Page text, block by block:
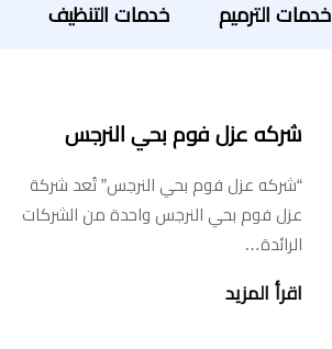
خدمات الترميم خدمات التنظيف
شركه عزل فوم بحي النرجس
“شركه عزل فوم بحي النرجس” تُعد شركة
عزل فوم بحي النرجس واحدة من الشركات
الرائدة…
اقرأ المزيد